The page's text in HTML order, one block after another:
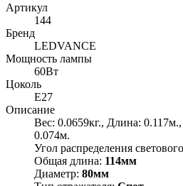
Артикул
144
Бренд
LEDVANCE
Мощность лампы
60Вт
Цоколь
E27
Описание
Вес: 0.0659кг., Длина:
0.074м.
Угол распределения
Общая длина: 114мм
Диаметр: 80мм